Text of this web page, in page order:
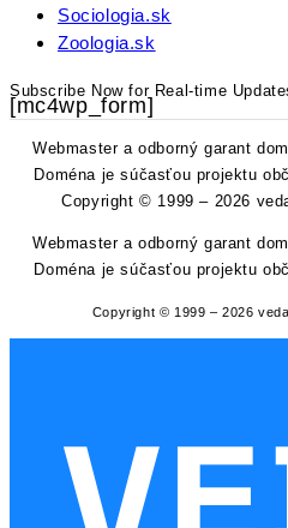
Sociologia.sk
Zoologia.sk
Subscribe Now for Real-time
[mc4wp_form]
Webmaster a odborný garant
Doména je súčasťou projektu
Copyright © 1999 – 2026
Webmaster a odborný garant
Doména je súčasťou projektu
Copyright © 1999 – 2026